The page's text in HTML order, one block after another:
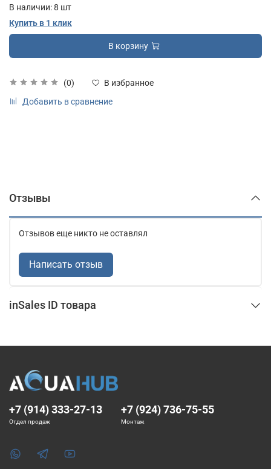
(0)
В избранное
Добавить в сравнение
В наличии:8 шт
Купить в 1 клик
В корзину
Отзывы
Отзывов еще никто не оставлял
Написать отзыв
inSales ID товара
+7 (914) 333-27-13
Отдел продаж
+7 (924) 736-75-55
Монтаж